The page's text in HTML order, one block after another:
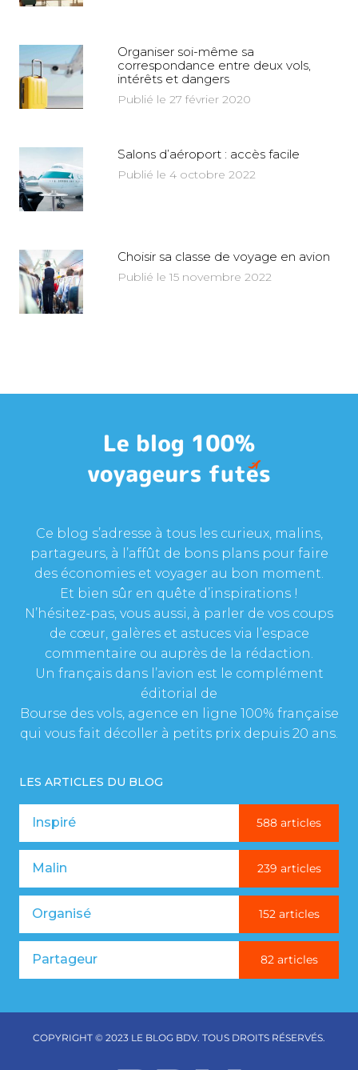
Organiser soi-même sa
correspondance entre deux vols,
intérêts et dangers
Publié le 27 février 2020
Salons d’aéroport : accès facile
Publié le 4 octobre 2022
Choisir sa classe de voyage en avion
Publié le 15 novembre 2022
Ce blog s’adresse à tous les curieux, malins,
partageurs, à l’affût de bons plans pour faire
des économies et voyager au bon moment.
Et bien sûr en quête d’inspirations !
N’hésitez-pas, vous aussi, à parler de vos coups
de cœur, galères et astuces via l’espace
commentaire ou auprès de la rédaction.
Un français dans l’avion est le complément
éditorial de
Bourse des vols, agence en ligne 100% française
qui vous fait décoller à petits prix depuis 20 ans.
LES ARTICLES DU BLOG
Inspiré 588 articles
Malin 239 articles
Organisé 152 articles
Partageur 82 articles
COPYRIGHT © 2023 LE BLOG BDV. TOUS DROITS RÉSERVÉS.